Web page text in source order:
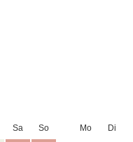
Sa So Mo Di